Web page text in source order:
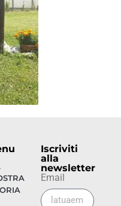
Iscriviti
alla
newsletter
Email